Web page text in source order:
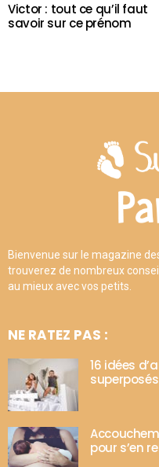
Victor : tout ce qu’il faut
savoir sur ce prénom
Bienvenue sur le magazine
trouverez de nombreux
au mieux avec vos petits.
NE RATEZ PAS :
16 idées
pour s’en